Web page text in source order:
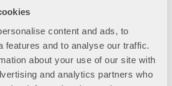
content and ads, to
features and to analyse our traffic.
about your use of our site with
and analytics partners who
och välfärd 2025.pptx